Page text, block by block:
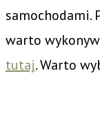
samochodami.
warto
tutaj. Warto